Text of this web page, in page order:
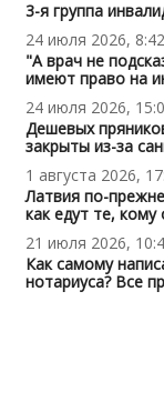
3-я группа
24 июля 2026, 8:42
"А врач не
имеют право на
24 июля 2026,
Дешевых
закрыты из-за
1 августа 2026,
Латвия по-
как едут те, кому
21 июля 2026,
Как самому
нотариуса? Все